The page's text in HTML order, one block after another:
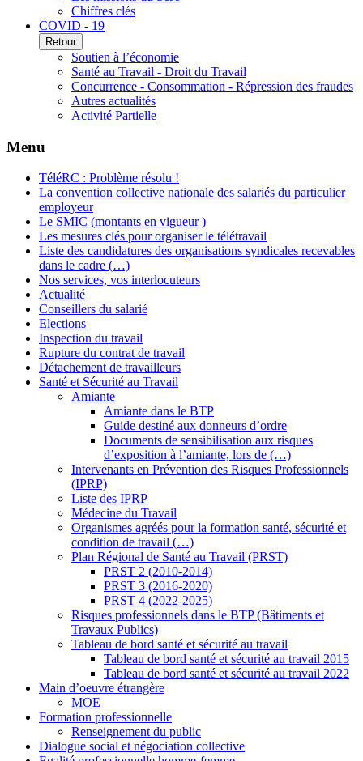
Chiffres clés
COVID - 19
Retour
Soutien à l’économie
Santé au Travail - Droit du Travail
Concurrence - Consommation - Répression des fraudes
Autres actualités
Activité Partielle
Menu
TéléRC : Problème résolu !
La convention collective nationale des salariés du particulier
employeur
Le SMIC (montants en vigueur )
Les mesures clés pour organiser le télétravail
Liste des candidatures des organisations syndicales recevables
dans le cadre (…)
Nos services, vos interlocuteurs
Actualité
Conseillers du salarié
Elections
Inspection du travail
Rupture du contrat de travail
Détachement de travailleurs
Santé et Sécurité au Travail
Amiante
Amiante dans le BTP
Guide destiné aux donneurs d’ordre
Documents de sensibilisation aux risques
d’exposition à l’amiante, lors de (…)
Intervenants en Prévention des Risques Professionnels
(IPRP)
Liste des IPRP
Médecine du Travail
Organismes agréés pour la formation santé, sécurité et
condition de travail (…)
Plan Régional de Santé au Travail (PRST)
PRST 2 (2010-2014)
PRST 3 (2016-2020)
PRST 4 (2022-2025)
Risques professionnels dans le BTP (Bâtiments et
Travaux Publics)
Tableau de bord santé et sécurité au travail
Tableau de bord santé et sécurité au travail 2015
Tableau de bord santé et sécurité au travail 2022
Main d’oeuvre étrangère
MOE
Formation professionnelle
Renseignement du public
Dialogue social et négociation collective